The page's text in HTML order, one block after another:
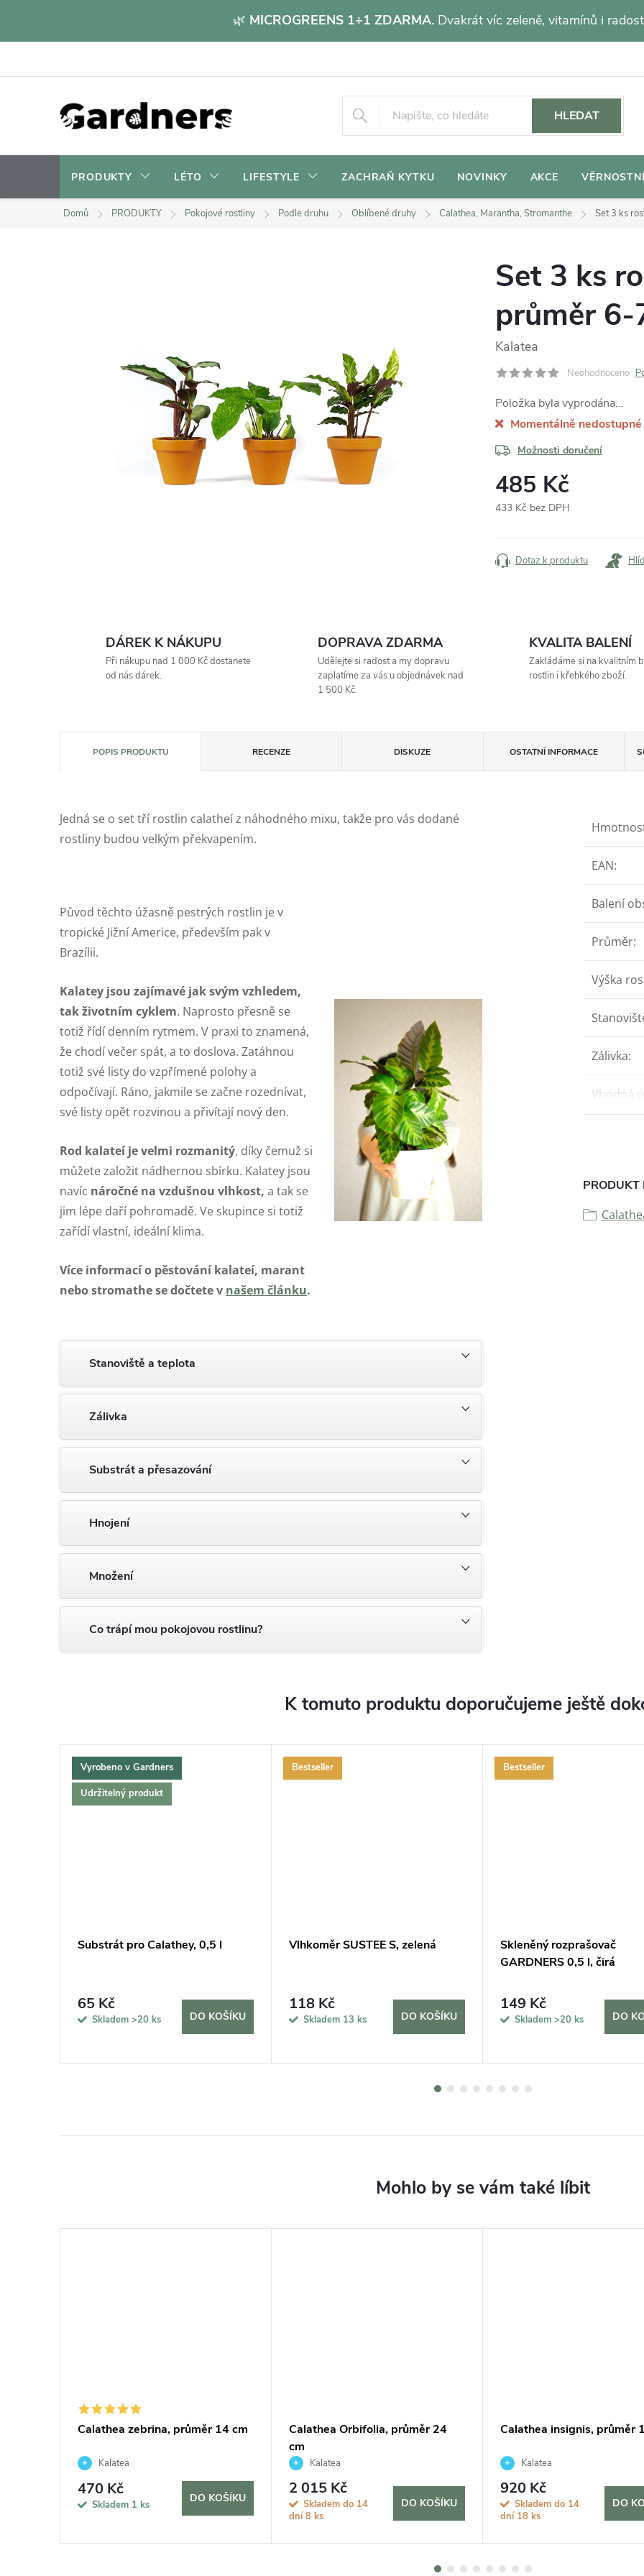
🌿 MICROGREENS 1+1 ZDARMA. Dvakrát víc zeleně, vitamínů i
HLEDAT
PRODUKTY LÉTO LIFESTYLE ZACHRAŇ KYTKU NOVINKY AKCE
Domů PRODUKTY Pokojové rostliny Podle druhu Oblíbené druhy Calathea, Marantha, Stromanthe Set 3 ks
Set 3 ks
průměr 6-
Kalatea
Neohodnoceno
Položka byla vyprodána…
Momentálně nedostupné
Možnosti doručení
485 Kč
433 Kč bez DPH
cena:
Dotaz k produktu
DÁREK K NÁKUPU
Při nákupu nad 1 000 Kč dostanete
od nás dárek.
DOPRAVA ZDARMA
Udělejte si radost a my dopravu
zaplatíme za vás u objednávek nad
1 500 Kč.
KVALITA BALENÍ
Zakládáme si na kvalitním
rostlin i křehkého zboží.
POPIS PRODUKTU RECENZE DISKUZE OSTATNÍ INFORMACE
Jedná se o set tří rostlin calatheí z náhodného mixu, takže pro vás dodané
rostliny budou velkým překvapením.
Původ těchto úžasně pestrých rostlin je v
tropické Jižní Americe, především pak v
Brazílii.
Kalatey jsou zajímavé jak svým vzhledem,
tak životním cyklem. Naprosto přesně se
totiž řídí denním rytmem. V praxi to znamená,
že chodí večer spát, a to doslova. Zatáhnou
totiž své listy do vzpřímené polohy a
odpočívají. Ráno, jakmile se začne rozednívat,
své listy opět rozvinou a přivítají nový den.
Rod kalateí je velmi rozmanitý, díky čemuž si
můžete založit nádhernou sbírku. Kalatey jsou
navíc náročné na vzdušnou vlhkost, a tak se
jim lépe daří pohromadě. Ve skupince si totiž
zařídí vlastní, ideální klima.
Více informací o pěstování kalateí, marant
nebo stromathe se dočtete v našem článku.
Stanoviště a teplota
Zálivka
Substrát a přesazování
Hnojení
Množení
Co trápí mou pokojovou rostlinu?
EAN:
Balení
Průměr:
Výška
Zálivka:
Vhodná
PRODUKT
K tomuto produktu doporučujeme ještě
Vyrobeno v Gardners
Udržitelný produkt
Substrát pro Calathey, 0,5 l
65 Kč
Skladem >20 ks DO KOŠÍKU
Bestseller
Vlhkoměr SUSTEE S, zelená
118 Kč
Skladem 13 ks DO KOŠÍKU
Bestseller
Skleněný rozprašovač
GARDNERS 0,5 l, čirá
149 Kč
Skladem >20 ks DO
Calathea zebrina, průměr 14 cm
Kalatea
470 Kč
Skladem 1 ks
DO KOŠÍKU
Calathea Orbifolia, průměr 24
cm
Kalatea
2 015 Kč
Skladem do 14
dní8 ks
DO KOŠÍKU
Calathea insignis, průměr
Kalatea
920 Kč
Skladem do 14
dní 18 ks
DO